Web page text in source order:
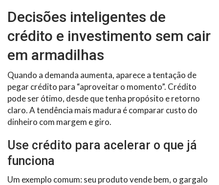
Decisões inteligentes de
crédito e investimento sem cair
em armadilhas
Quando a demanda aumenta, aparece a tentação de
pegar crédito para “aproveitar o momento”. Crédito
pode ser ótimo, desde que tenha propósito e retorno
claro. A tendência mais madura é comparar custo do
dinheiro com margem e giro.
Use crédito para acelerar o que já
funciona
Um exemplo comum: seu produto vende bem, o gargalo